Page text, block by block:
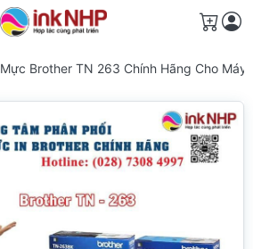
Giỏ
Mực Brother TN 263 Chính Hãng Cho Máy